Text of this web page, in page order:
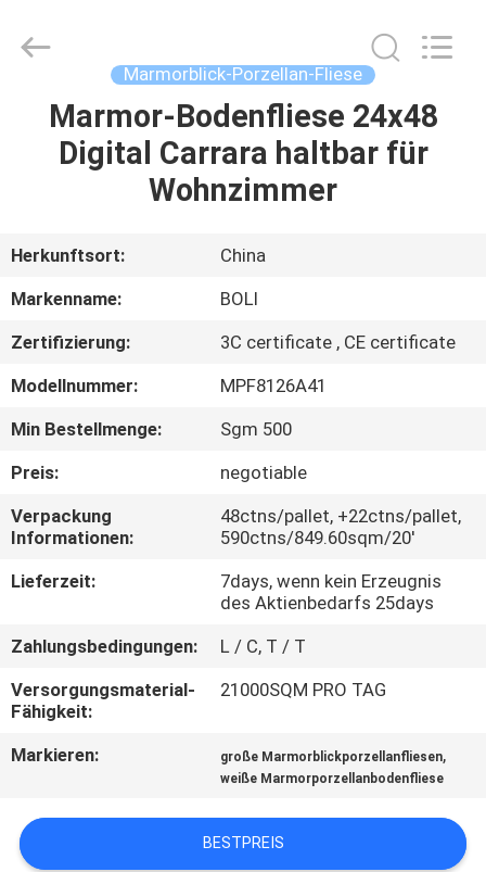
HAUSE
VIDEOS
ÜBER
UNS
WERKSBESICHTIGUNG
QUALITÄTSKONTROLLE
MIT
UNS
BITTE UM
ANGEBOT
CERAMICS
CO.,LTD..
Marmorblick-Porzellan-Fliese
Marmor-Bodenfliese 24x48
Digital Carrara haltbar für
Wohnzimmer
Herkunftsort:
China
Markenname:
BOLI
Zertifizierung:
3C certificate , CE certificate
Modellnummer:
MPF8126A41
Min Bestellmenge:
Sgm 500
Preis:
negotiable
Verpackung
Informationen:
48ctns/pallet, +22ctns/pallet,
590ctns/849.60sqm/20'
Lieferzeit:
7days, wenn kein Erzeugnis
des Aktienbedarfs 25days
Zahlungsbedingungen:
L / C, T / T
Versorgungsmaterial-
Fähigkeit:
21000SQM PRO TAG
Markieren: große Marmorblickporzellanfliesen,
weiße Marmorporzellanbodenfliese
BESTPREIS